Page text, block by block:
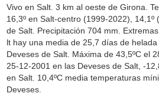
Vivo en Salt. 3 km al oeste de Girona.
16,3º en Salt-centro (1999-2022),
de Salt. Precipitación 704 mm.
lt hay una media de 25,7 días de
Deveses de Salt. Máxima de 43,5ºC el
25-12-2001 en las Deveses de Salt, -
en Salt. 10,4ºC media temperaturas
Deveses.